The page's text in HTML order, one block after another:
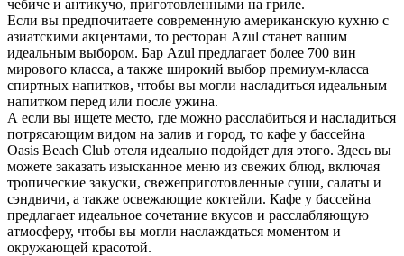
чебиче и антикучо, приготовленными на гриле.
Если вы предпочитаете современную американскую кухню с
азиатскими акцентами, то ресторан Azul станет вашим
идеальным выбором. Бар Azul предлагает более 700 вин
мирового класса, а также широкий выбор премиум-класса
спиртных напитков, чтобы вы могли насладиться идеальным
напитком перед или после ужина.
А если вы ищете место, где можно расслабиться и насладиться
потрясающим видом на залив и город, то кафе у бассейна
Oasis Beach Club отеля идеально подойдет для этого. Здесь вы
можете заказать изысканное меню из свежих блюд, включая
тропические закуски, свежеприготовленные суши, салаты и
сэндвичи, а также освежающие коктейли. Кафе у бассейна
предлагает идеальное сочетание вкусов и расслабляющую
атмосферу, чтобы вы могли наслаждаться моментом и
окружающей красотой.